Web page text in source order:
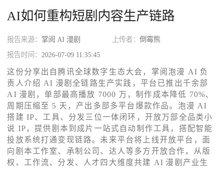
出海导航
出海交流群
了解出海网
AI如何重构短剧内容生产链路
报告来源： 掌阅 AI 漫剧 上传者： 倒霉熊
报告时间： 2026-07-09 11:35:45
这份分享出自腾讯全球数字生态大会，掌阅泡漫 AI 负
责人介绍 AI 漫剧全链路生产实践，平台已推出千余部
AI 漫剧，单部最高播放 7000 万，制作成本降低 70%、
周期压缩至 5 天，产出多部多平台爆款作品。泡漫 AI
搭建 IP、工具、分发三位一体闭环，开放万部全品类小
说 IP，提供剧本到成片一站式自动制作工具，搭配智能
投放系统打通变现链路。未来平台将上线开放平台，面
向剧本工作室、承制公司、达人等多方开放合作，从版
权、工作流、分发、人才四大维度共建 AI 漫剧产业生